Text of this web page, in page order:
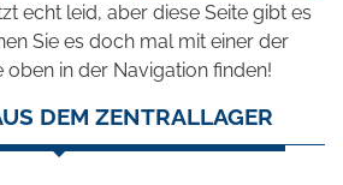
echt leid, aber diese Seite gibt es
Sie es doch mal mit einer der
oben in der Navigation finden!
DEM ZENTRALLAGER